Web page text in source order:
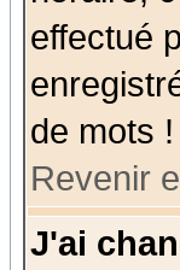
effectué
de mots !
Revenir
J'ai